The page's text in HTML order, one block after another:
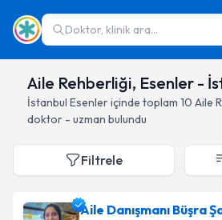
Doktor, klinik ara...
Aile Rehberliği, Esenler -
İstanbul Esenleriçinde toplam 10 Aile
doktor - uzman bulundu
Filtrele
Aile Danışmanı Büşra